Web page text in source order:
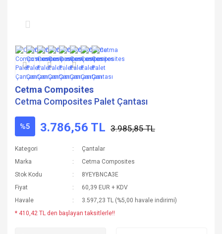
Cetma Composites
Cetma Composites Palet Çantası
%5 3.786,56 TL 3.985,85 TL
Kategori
Çantalar
Marka
Cetma Composites
Stok Kodu
8YEYBNCA3E
Fiyat
60,39 EUR + KDV
Havale
3.597,23 TL (%5,00 havale indirimi)
* 410,42 TL den başlayan taksitlerle!!